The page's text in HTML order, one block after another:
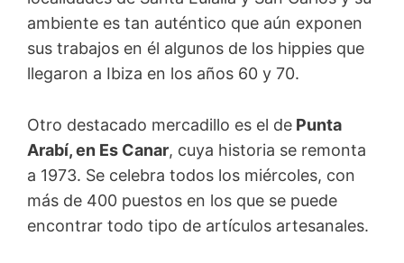
ambiente es tan auténtico que aún exponen
sus trabajos en él algunos de los hippies que
llegaron a Ibiza en los años 60 y 70.
Otro destacado mercadillo es el de Punta
Arabí, en Es Canar, cuya historia se remonta
a 1973. Se celebra todos los miércoles, con
más de 400 puestos en los que se puede
encontrar todo tipo de artículos artesanales.